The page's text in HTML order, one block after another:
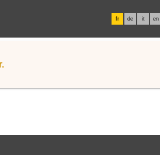
fr de it en